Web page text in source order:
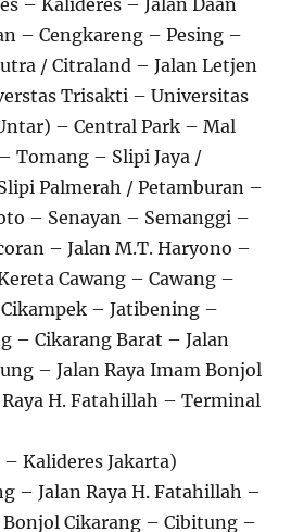
– Kalideres – Jalan Daan
– Cengkareng – Pesing –
/ Citraland – Jalan Letjen
Trisakti – Universitas
– Central Park – Mal
Tomang – Slipi Jaya /
Palmerah / Petamburan –
– Senayan – Semanggi –
– Jalan M.T. Haryono –
Cawang – Cawang –
– Jatibening –
– Cikarang Barat – Jalan
– Jalan Raya Imam Bonjol
H. Fatahillah – Terminal
Kalideres Jakarta)
– Jalan Raya H. Fatahillah –
Bonjol Cikarang – Cibitung –